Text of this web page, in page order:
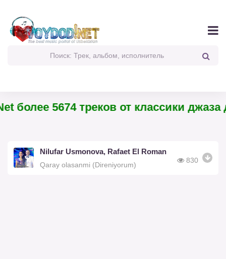
более 5674 треков от классики джаза
Nilufar Usmonova, Rafaet El Roman
Qaray olasanmi (Direniyorum)
830